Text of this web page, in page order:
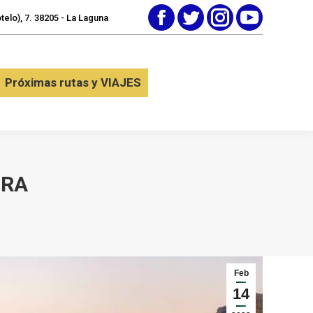
7. 38205 - La Laguna
FacebookTwitterInstagramYouTube
Próximas rutas y VIAJES
Feb
14